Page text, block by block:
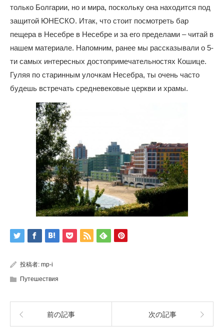
только Болгарии, но и мира, поскольку она находится под
защитой ЮНЕСКО. Итак, что стоит посмотреть бар
пещера в Несебре в Несебре и за его пределами – читай в
нашем материале. Напомним, ранее мы рассказывали о 5-
ти самых интересных достопримечательностях Кошице.
Гуляя по старинным улочкам Несебра, ты очень часто
будешь встречать средневековые церкви и храмы.
投稿者: mp-i
Путешествия
前の記事 次の記事